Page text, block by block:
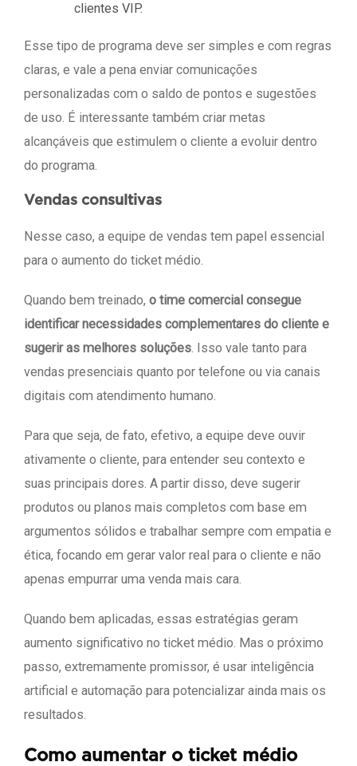
clientes VIP.
Esse tipo de programa deve ser simples e com regras
claras, e vale a pena enviar comunicações
personalizadas com o saldo de pontos e sugestões
de uso. É interessante também criar metas
alcançáveis que estimulem o cliente a evoluir dentro
do programa.
Vendas consultivas
Nesse caso, a equipe de vendas tem papel essencial
para o aumento do ticket médio.
Quando bem treinado, o time comercial consegue
identificar necessidades complementares do cliente e
sugerir as melhores soluções. Isso vale tanto para
vendas presenciais quanto por telefone ou via canais
digitais com atendimento humano.
Para que seja, de fato, efetivo, a equipe deve ouvir
ativamente o cliente, para entender seu contexto e
suas principais dores. A partir disso, deve sugerir
produtos ou planos mais completos com base em
argumentos sólidos e trabalhar sempre com empatia e
ética, focando em gerar valor real para o cliente e não
apenas empurrar uma venda mais cara.
Quando bem aplicadas, essas estratégias geram
aumento significativo no ticket médio. Mas o próximo
passo, extremamente promissor, é usar inteligência
artificial e automação para potencializar ainda mais os
resultados.
Como aumentar o ticket médio